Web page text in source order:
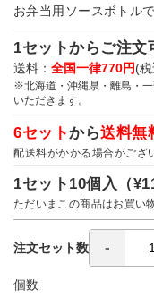
お弁当用ソースボトルで
1セットからご注文
送料： 全国一律770円(
※北海道・沖縄県・離島・
いただきます。
6セットから送料無
配送料がかかる場合がござ
1セット10個入（
ただいまこの商品はお買い
注文セット数
個数